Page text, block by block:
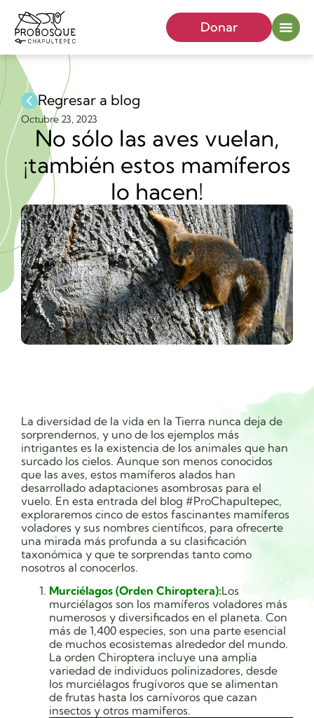
Donar
Regresar a blog
Octubre 23, 2023
No sólo las aves vuelan,
¡también estos mamíferos
lo hacen!
La diversidad de la vida en la Tierra nunca deja de
sorprendernos, y uno de los ejemplos más
intrigantes es la existencia de los animales que han
surcado los cielos. Aunque son menos conocidos
que las aves, estos mamíferos alados han
desarrollado adaptaciones asombrosas para el
vuelo. En esta entrada del blog #ProChapultepec,
exploraremos cinco de estos fascinantes mamíferos
voladores y sus nombres científicos, para ofrecerte
una mirada más profunda a su clasificación
taxonómica y que te sorprendas tanto como
nosotros al conocerlos.
Murciélagos (Orden Chiroptera):Los
murciélagos son los mamíferos voladores más
numerosos y diversificados en el planeta. Con
más de 1,400 especies, son una parte esencial
de muchos ecosistemas alrededor del mundo.
La orden Chiroptera incluye una amplia
variedad de individuos polinizadores, desde
los murciélagos frugívoros que se alimentan
de frutas hasta los carnívoros que cazan
insectos y otros mamíferos.